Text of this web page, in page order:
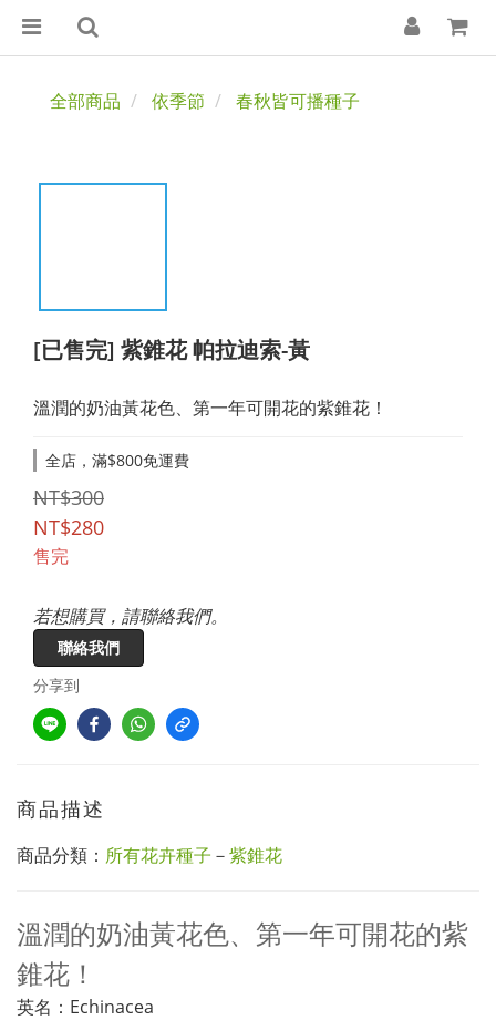
全部商品 依季節 春秋皆可播種子
[已售完] 紫錐花 帕拉迪索-黃
溫潤的奶油黃花色、第一年可開花的紫錐花！
全店，滿$800免運費
NT$300
NT$280
售完
若想購買，請聯絡我們。
聯絡我們
分享到
商品描述
商品分類： 所有花卉種子 －紫錐花
溫潤的奶油黃花色、第一年可開花的紫
錐花！
英名：Echinacea